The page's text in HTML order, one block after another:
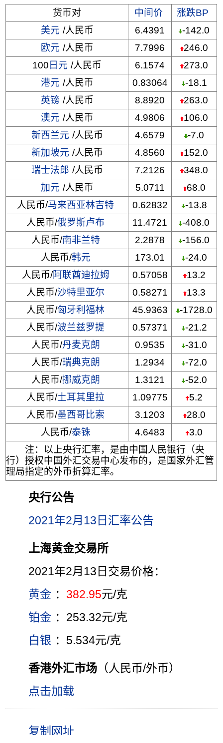
货币对 中间价
涨跌BP
美元 /人民币 6.4391
-142.0
欧元 /人民币 7.7996
246.0
100 日元 /人民币 6.1574
273.0
港元 /人民币 0.83064
-18.1
英镑 /人民币 8.8920
263.0
澳元 /人民币 4.9806
106.0
新西兰元 /人民币 4.6579
-7.0
新加坡元 /人民币 4.8560
152.0
瑞士法郎 /人民币 7.2126
348.0
加元 /人民币 5.0711
68.0
人民币/马来西亚林吉特 0.62832
-13.8
人民币/俄罗斯卢布 11.4721
-408.0
人民币/南非兰特 2.2878
-156.0
人民币/韩元 173.01
-24.0
人民币/阿联酋迪拉姆 0.57058
13.2
人民币/沙特里亚尔 0.58271
13.3
人民币/匈牙利福林 45.9363
-1728.0
人民币/波兰兹罗提 0.57371
-21.2
人民币/丹麦克朗 0.9535
-31.0
人民币/瑞典克朗 1.2934
-72.0
人民币/挪威克朗 1.3121
-52.0
人民币/土耳其里拉 1.09775
5.2
人民币/墨西哥比索 3.1203
28.0
人民币/泰铢 4.6483
3.0
注：以上央行汇率，是由中国人民银行（央
行）授权中国外汇交易中心发布的，是国家外汇管
理局指定的外币折算汇率。
央行公告
2021年2月13日汇率公告
上海黄金交易所
2021年2月13日交易价格：
黄金 ： 382.95元/克
铂金 ：253.32元/克
白银 ：5.534元/克
香港外汇市场 （人民币/外币）
点击加载